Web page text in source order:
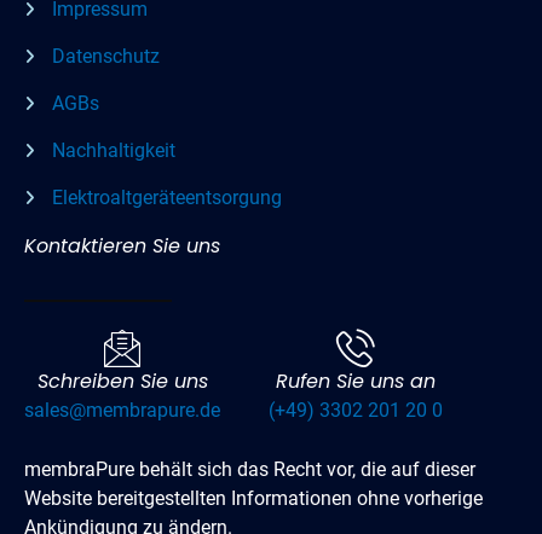
Impressum
Datenschutz
AGBs
Nachhaltigkeit
Elektroaltgeräteentsorgung
Kontaktieren Sie uns
Schreiben Sie uns
sales@membrapure.de
Rufen Sie uns an
(+49) 3302 201 20 0
membraPure behält sich das Recht vor, die auf dieser
Website bereitgestellten Informationen ohne vorherige
Ankündigung zu ändern.